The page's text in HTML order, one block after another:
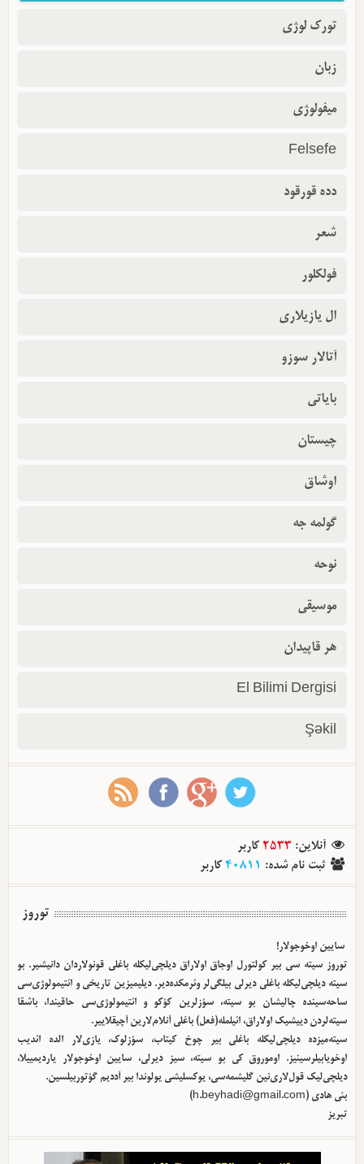
تورک لوژی
زبان
میفولوژی
Felsefe
دده قورقود
شعر
فولکلور
ال یازیلاری
آتالار سوزو
بایاتی
چیستان
اوشاق
گولمه جه
نوحه
موسیقی
هر قاپیدان
El Bilimi Dergisi
Şəkil
آنلاین:
2533 کاربر
ثبت نام شده:
40811 کاربر
توروز
سایین اوخوجولار!
توروز سیته سی بیر کولتورل اوجاق اولا‌راق دیلچی‌لیکله باغلی قونولاردان دانیشیر. بو
سیته دیلچی‌لیکله باغلی دیرلی بیلگی‌لر وئرمکده‌دیر. دیلیمیزین تاریخی و ائتیمولوژی‌سی
ساحه‌سینده چالیشان بو سیته، سؤزلرین کؤکو و ائتیمولوژی‌سی حاقیندا، باشقا
سیته‌لردن دییشیک اولا‌راق، ائیلمله(فعل) باغلی آنلام‌لارین آچیقلاییر.
سیته‌میزده دیلچی‌لیکله باغلی بیر چوخ کیتاب، سؤزلوک، یازی‌لار الده ائدیب
اوخویابیلرسینیز. اوموروق کی بو سیته، سیز دیرلی، سایین اوخوجولار یاردیمییلا،
دیلچی‌لیک قول‌لاری‌نین گلیشمه‌سی، یوکسلیشی یولوندا بیر آددیم گؤتوربیلسین.
بئی هادی ( h.beyhadi@gmail.com
)
تبریز